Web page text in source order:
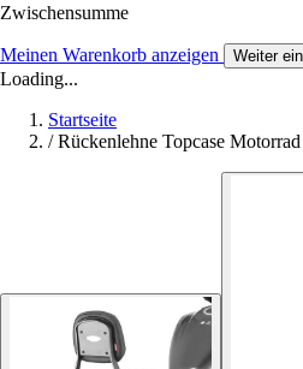
Zwischensumme
Meinen Warenkorb anzeigen Weiter
Loading...
Startseite
/ Rückenlehne Topcase